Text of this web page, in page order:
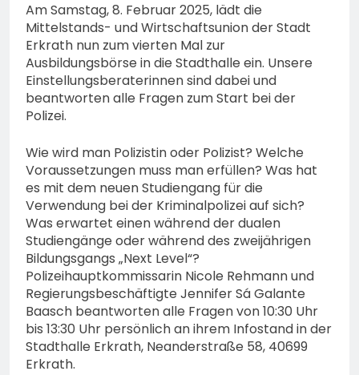
Am Samstag, 8. Februar 2025, lädt die
Mittelstands- und Wirtschaftsunion der Stadt
Erkrath nun zum vierten Mal zur
Ausbildungsbörse in die Stadthalle ein. Unsere
Einstellungsberaterinnen sind dabei und
beantworten alle Fragen zum Start bei der
Polizei.
Wie wird man Polizistin oder Polizist? Welche
Voraussetzungen muss man erfüllen? Was hat
es mit dem neuen Studiengang für die
Verwendung bei der Kriminalpolizei auf sich?
Was erwartet einen während der dualen
Studiengänge oder während des zweijährigen
Bildungsgangs „Next Level“?
Polizeihauptkommissarin Nicole Rehmann und
Regierungsbeschäftigte Jennifer Sá Galante
Baasch beantworten alle Fragen von 10:30 Uhr
bis 13:30 Uhr persönlich an ihrem Infostand in der
Stadthalle Erkrath, Neanderstraße 58, 40699
Erkrath.